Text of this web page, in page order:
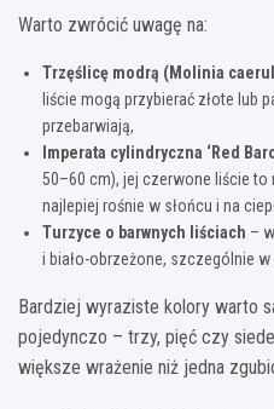
Warto zwrócić uwagę na:
Trzęślicę modrą (Molinia
liście mogą przybierać złote lub
przebarwiają,
Imperata cylindryczna ‘Red
50–60 cm), jej czerwone liście
najlepiej rośnie w słońcu i na
Turzyce o barwnych liściach –
i biało-obrzeżone, szczególnie w
Bardziej wyraziste kolory warto
pojedynczo – trzy, pięć czy
większe wrażenie niż jedna